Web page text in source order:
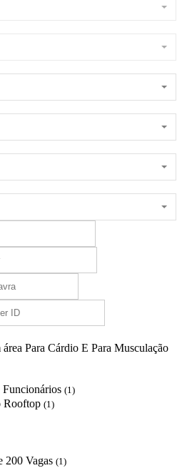
Para Cárdio E Para Musculação
(1)
Rooftop (1)
200 Vagas (1)